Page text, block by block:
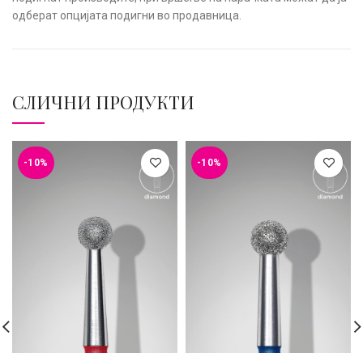
одберат опцијата подигни во продавница.
СЛИЧНИ ПРОДУКТИ
-10% -10%